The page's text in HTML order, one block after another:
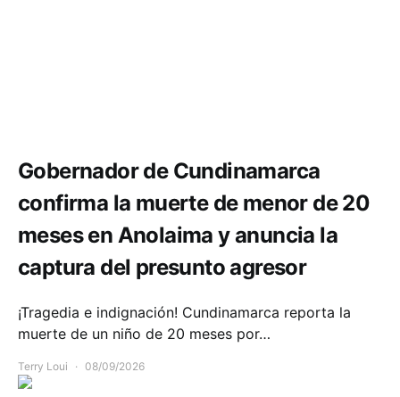
Gobernador de Cundinamarca
confirma la muerte de menor de 20
meses en Anolaima y anuncia la
captura del presunto agresor
¡Tragedia e indignación! Cundinamarca reporta la
muerte de un niño de 20 meses por…
Terry Loui 08/09/2026